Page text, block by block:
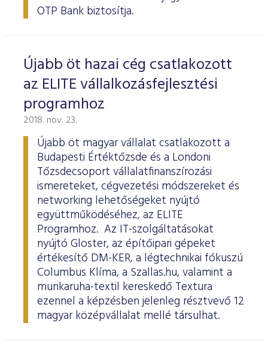
OTP Bank biztosítja.
Újabb öt hazai cég csatlakozott
az ELITE vállalkozásfejlesztési
programhoz
2018. nov. 23.
Újabb öt magyar vállalat csatlakozott a
Budapesti Értéktőzsde és a Londoni
Tőzsdecsoport vállalatfinanszírozási
ismereteket, cégvezetési módszereket és
networking lehetőségeket nyújtó
együttműködéséhez, az ELITE
Programhoz. Az IT-szolgáltatásokat
nyújtó Gloster, az építőipari gépeket
értékesítő DM-KER, a légtechnikai fókuszú
Columbus Klíma, a Szallas.hu, valamint a
munkaruha-textil kereskedő Textura
ezennel a képzésben jelenleg résztvevő 12
magyar középvállalat mellé társulhat.